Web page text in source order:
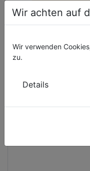
bunteres Thüringen!
Wir achten auf
Wir verwenden
zu.
Details